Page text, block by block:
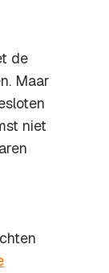
de
Maar
niet